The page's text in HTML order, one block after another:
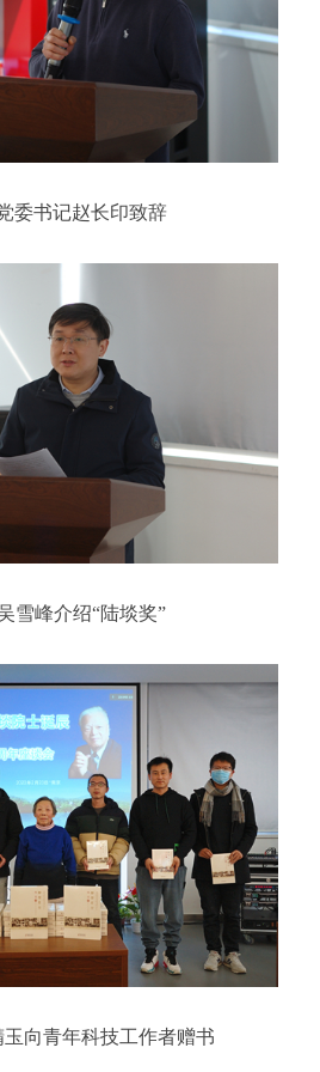
委书记赵长印致辞
雪峰介绍“陆埮奖”
玉向青年科技工作者赠书